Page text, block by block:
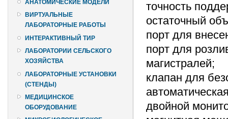
АНАТОМИЧЕСКИЕ МОДЕЛИ
ВИРТУАЛЬНЫЕ
ЛАБОРАТОРНЫЕ РАБОТЫ
ИНТЕРАКТИВНЫЙ ТИР
ЛАБОРАТОРИИ СЕЛЬСКОГО
ХОЗЯЙСТВА
ЛАБОРАТОРНЫЕ УСТАНОВКИ
(СТЕНДЫ)
МЕДИЦИНСКОЕ
ОБОРУДОВАНИЕ
точность
остаточный
порт для
порт для
магистралей;
клапан для
двойной